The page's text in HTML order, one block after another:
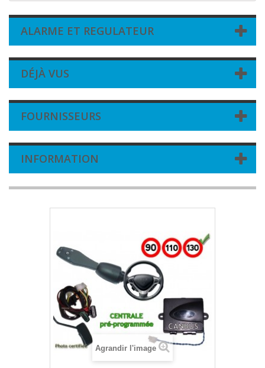
ALARME ET REGULATEUR
DÉJÀ VUS
FOURNISSEURS
INFORMATION
Agrandir l'image